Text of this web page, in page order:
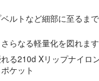
ルトなど細部に至るま
らなる軽量化を図れます
る210d Xリップナイロ
ケット